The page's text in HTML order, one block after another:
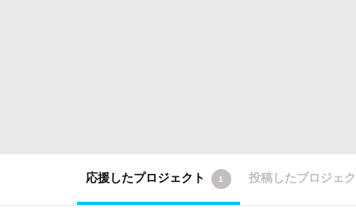
応援したプロジェクト 1 投稿したプロジェ